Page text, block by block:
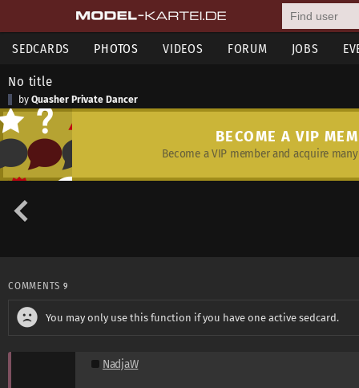
SEDCARDS PHOTOS VIDEOS FORUM JOBS
No title
by Quasher Private Dancer
BECOME A VIP
Become a VIP member and acquire
COMMENTS 9
You may only use this function if you have one active sedcard.
NadjaW